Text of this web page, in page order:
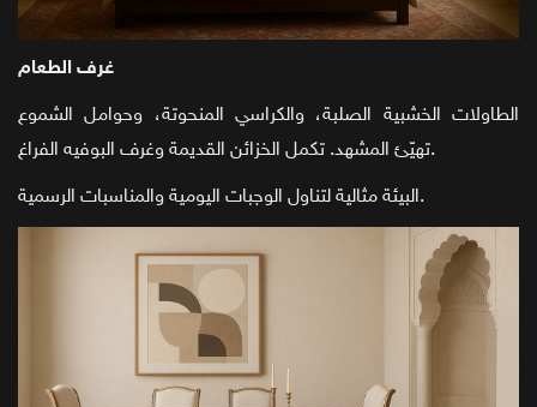
غرف الطعام
الطاولات الخشبية الصلبة، والكراسي المنحوتة، وحوامل الشموع
تهيّئ المشهد. تكمل الخزائن القديمة وغرف البوفيه الفراغ.
البيئة مثالية لتناول الوجبات اليومية والمناسبات الرسمية.